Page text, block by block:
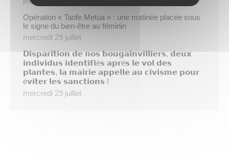
Opération « Taofe Metua » : une matinée placée sous
le signe du bien-être au féminin
mercredi 29 juillet
𝗗𝗶𝘀𝗽𝗮𝗿𝗶𝘁𝗶𝗼𝗻 𝗱𝗲 𝗻𝗼𝘀 𝗯𝗼𝘂𝗴𝗮𝗶𝗻𝘃𝗶𝗹𝗹𝗶𝗲𝗿𝘀, 𝗱𝗲𝘂𝘅
𝗶𝗻𝗱𝗶𝘃𝗶𝗱𝘂𝘀 𝗶𝗱𝗲𝗻𝘁𝗶𝗳𝗶é𝘀 𝗮𝗽𝗿é𝘀 𝗹𝗲 𝘃𝗼𝗹 𝗱𝗲𝘀
𝗽𝗹𝗮𝗻𝘁𝗲𝘀, 𝗹𝗮 𝗺𝗮𝗶𝗿𝗶𝗲 𝗮𝗽𝗽𝗲𝗹𝗹𝗲 𝗮𝘂 𝗰𝗶𝘃𝗶𝘀𝗺𝗲 𝗽𝗼𝘂𝗿
é𝘃𝗶𝘁𝗲𝗿 𝗹𝗲𝘀 𝘀𝗮𝗻𝗰𝘁𝗶𝗼𝗻𝘀 !
mercredi 29 juillet